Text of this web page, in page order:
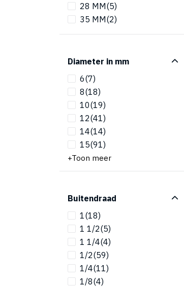
28 MM(5)
35 MM(2)
Diameter in mm
6(7)
8(18)
10(19)
12(41)
14(14)
15(91)
Toon meer
Buitendraad
1(18)
1 1/2(5)
1 1/4(4)
1/2(59)
1/4(11)
1/8(4)